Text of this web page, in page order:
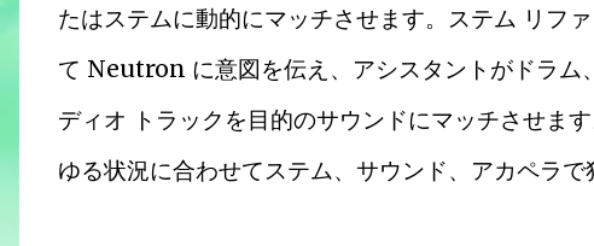
たはステムに動的にマッチさせます。ステム リフ
て Neutron に意図を伝え、アシスタントがドラム
ディオ トラックを目的のサウンドにマッチさせま
ゆる状況に合わせてステム、サウンド、アカペラで